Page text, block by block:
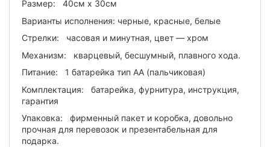
Размер: 40см х 30см
Варианты исполнения: черные, красные, белые
Стрелки: часовая и минутная, цвет — хром
Механизм: кварцевый, бесшумный, плавного хода.
Питание: 1 батарейка тип АА (пальчиковая)
Комплектация: батарейка, фурнитура, инструкция,
гарантия
Упаковка: фирменный пакет и коробка, довольно
прочная для перевозок и презентабельная для
подарка.